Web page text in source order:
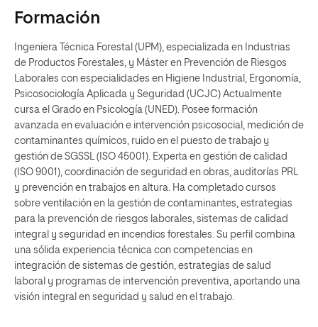
Formación
Ingeniera Técnica Forestal (UPM), especializada en Industrias
de Productos Forestales, y Máster en Prevención de Riesgos
Laborales con especialidades en Higiene Industrial, Ergonomía,
Psicosociología Aplicada y Seguridad (UCJC) Actualmente
cursa el Grado en Psicología (UNED). Posee formación
avanzada en evaluación e intervención psicosocial, medición de
contaminantes químicos, ruido en el puesto de trabajo y
gestión de SGSSL (ISO 45001). Experta en gestión de calidad
(ISO 9001), coordinación de seguridad en obras, auditorías PRL
y prevención en trabajos en altura. Ha completado cursos
sobre ventilación en la gestión de contaminantes, estrategias
para la prevención de riesgos laborales, sistemas de calidad
integral y seguridad en incendios forestales. Su perfil combina
una sólida experiencia técnica con competencias en
integración de sistemas de gestión, estrategias de salud
laboral y programas de intervención preventiva, aportando una
visión integral en seguridad y salud en el trabajo.